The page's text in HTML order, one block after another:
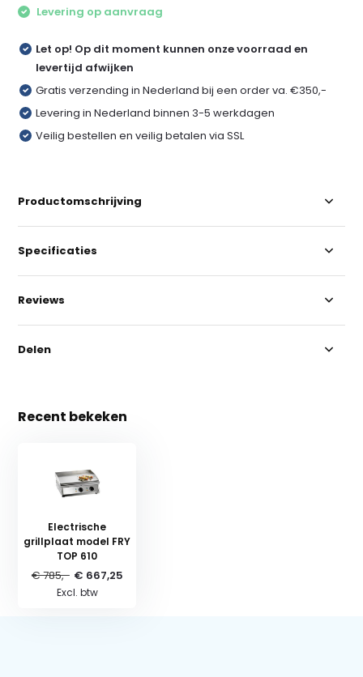
Levering op aanvraag
Let op! Op dit moment kunnen onze voorraad en
levertijd afwijken
Gratis verzending in Nederland bij een order va. €350,-
Levering in Nederland binnen 3-5 werkdagen
Veilig bestellen en veilig betalen via SSL
Productomschrijving
Specificaties
Reviews
Delen
Recent bekeken
Electrische
grillplaat model FRY
TOP 610
€ 785,- € 667,25
Excl. btw